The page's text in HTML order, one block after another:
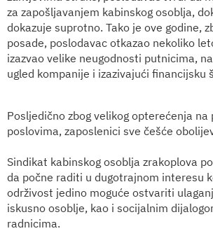
za zapošljavanjem kabinskog osoblja,
dokazuje suprotno. Tako je ove godine,
posade, poslodavac otkazao nekoliko
izazvao velike neugodnosti putnicima,
ugled kompanije i izazivajući financijsku
Posljedično zbog velikog opterećenja na
poslovima, zaposlenici sve češće
Sindikat kabinskog osoblja zrakoplova
da počne raditi u dugotrajnom interesu
održivost jedino moguće ostvariti
iskusno osoblje, kao i socijalnim
radnicima.